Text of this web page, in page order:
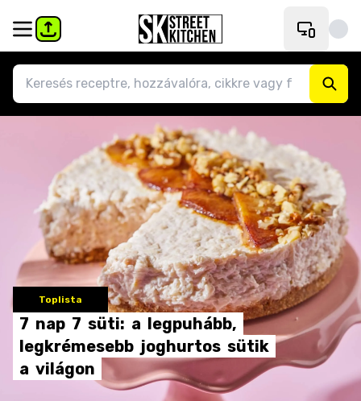
Toplista
7 nap 7 süti: a legpuhább,
legkrémesebb joghurtos sütik
a világon